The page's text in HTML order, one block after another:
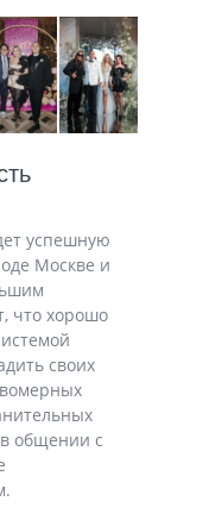
успешную
Москве и
что хорошо
своих
общении c